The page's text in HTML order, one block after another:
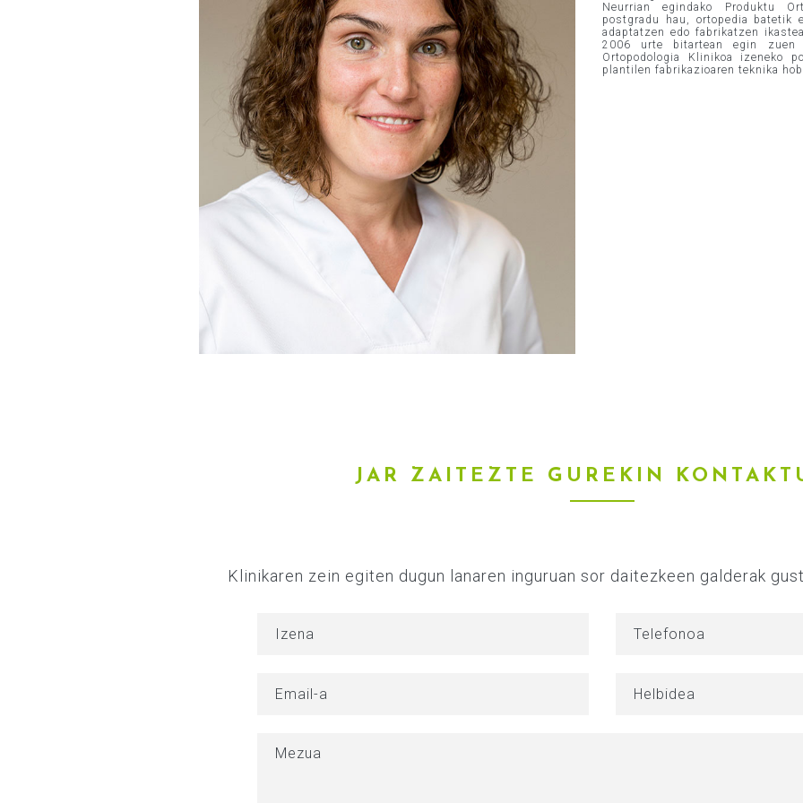
Neurrian egindako Produktu
postgradu hau, ortopedia batetik
adaptatzen edo fabrikatzen
2006 urte bitartean egin zuen
Ortopodologia Klinikoa izeneko
plantilen fabrikazioaren teknika
JAR ZAITEZTE GUREKIN
Klinikaren zein egiten dugun lanaren inguruan sor daitezkeen galderak